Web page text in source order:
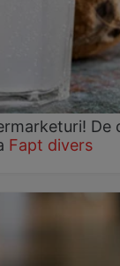
De
Fapt divers